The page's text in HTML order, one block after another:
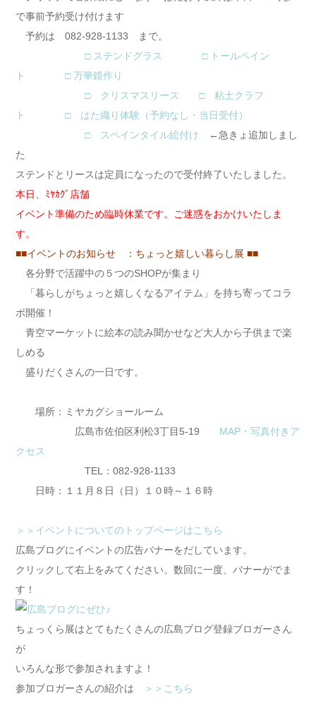
で事前予約受け付けます
予約は 082-928-1133 まで。
□ ステンドグラス
□ トールペイン
ト
□ 万華鏡作り
□ クリスマスリース
□ 粘土クラフ
ト
□ はた織り体験（予約なし・当日受付）
□ スペインタイル絵付け ←急きょ追加しまし
た
ステンドとリースは定員になったので受付終了いたしました。
本日、ﾐﾔｶｸﾞ店舗
イベント準備のため臨時休業です。ご迷惑をおかけいたしま
す。
■■イベントのお知らせ ：ちょっと嬉しい暮らし展 ■■
各分野で活躍中の５つのSHOPが集まり
「暮らしがちょっと嬉しくなるアイテム」を持ち寄ってコラ
ボ開催！
青空マーケットに絵本の読み聞かせなど大人から子供まで楽
しめる
盛りだくさんの一日です。
場所：ミヤカグショールーム
広島市佐伯区利松3丁目5-19
MAP・写真付きア
クセス
TEL：082-928-1133
日時：１１月８日（日）１０時～１６時
＞＞イベントについてのトップページはこちら
広島ブログにイベントの広告バナーをだしています。
クリックして右上をみてください。数回に一度、バナーがでま
す！
ちょっくら展はとてもたくさんの広島ブログ登録ブロガーさん
が
いろんな形で参加されますよ！
参加ブロガーさんの紹介は
＞＞こちら